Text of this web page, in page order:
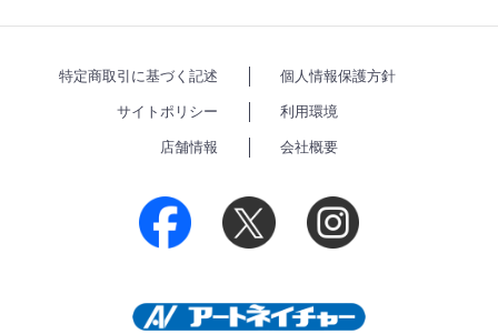
特定商取引に基づく記述 個人情報保護方針
サイトポリシー 利用環境
店舗情報 会社概要